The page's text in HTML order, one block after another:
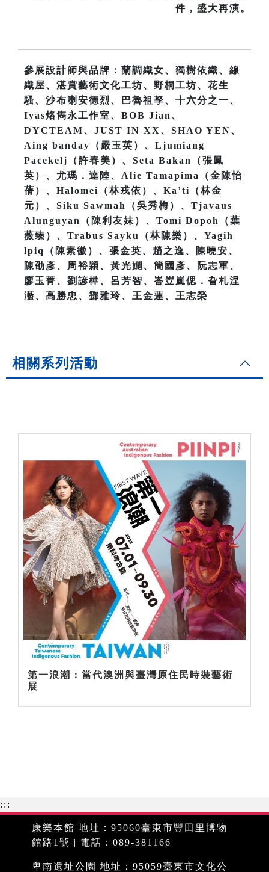
件，盛大再演。
參展設計師與品牌：蘭調織女、獨樹依織、線
織屋、湛賞藝術文化工坊、野桐工坊、花生
騷、沙布喇安德烈、巴魯祖孥、十六分之一、
Iyas烙雋永工作室、BOB Jian、
DYCTEAM、JUST IN XX、SHAO YEN、
Aing banday（嚴玉英）、Ljumiang
Pacekelj（許春美）、Seta Bakan（張鳳
英）、尤瑪．達陸、Alie Tamapima（金陳怡
蒨）、Halomei（林戎依）、Ka’ti（林金
元）、Siku Sawmah（吳秀梅）、Tjavaus
Alunguyan（陳利友妹）、Tomi Dopoh（葉
薇臻）、Trabus Sayku（林陳樂）、Yagih
lpiq（陳素徽）、張金英、趙之逸、陳曉安、
陳劭彥、周裕穎、黃光嫻、簡國彥、阮志軍、
廖玉菁、劉諺樺、呂芳智、峇岦嵐偲．旮札涅
灆、高勝忠、鄧雅玲、王金蓮、王志榮
相關系列活動
第一浪潮：當代澳洲與臺灣原住民時裝藝術
展
:::
康樂本館 地址：95060臺東市豐田里博物
館路1號 | 電話：089-381166
卑南遺址公園 地址：95059臺東市文化公